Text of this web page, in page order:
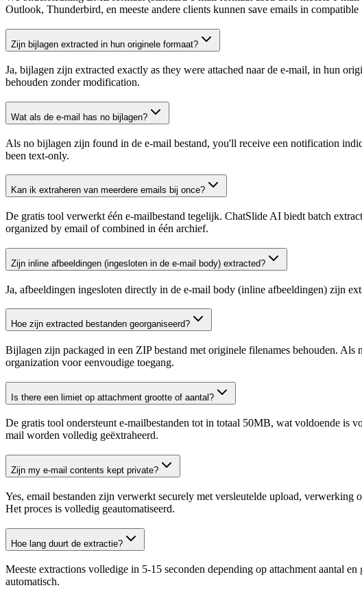
Outlook, Thunderbird, en meeste andere clients kunnen save emails in compatible
Zijn bijlagen extracted in hun originele formaat?
Ja, bijlagen zijn extracted exactly as they were attached naar de e-mail, in hun
behouden zonder modification.
Wat als de e-mail has no bijlagen?
Als no bijlagen zijn found in de e-mail bestand, you'll receive een notification
been text-only.
Kan ik extraheren van meerdere emails bij once?
De gratis tool verwerkt één e-mailbestand tegelijk. ChatSlide AI biedt batch
organized by email of combined in één archief.
Zijn inline afbeeldingen (ingesloten in de e-mail body) extracted?
Ja, afbeeldingen ingesloten directly in de e-mail body (inline afbeeldingen) zijn
Hoe zijn extracted bestanden georganiseerd?
Bijlagen zijn packaged in een ZIP bestand met originele filenames behouden. Als
organization voor eenvoudige toegang.
Is there een limiet op attachment grootte of aantal?
De gratis tool ondersteunt e-mailbestanden tot in totaal 50MB, wat voldoende is
mail worden volledig geëxtraheerd.
Zijn my e-mail contents kept private?
Yes, email bestanden zijn verwerkt securely met versleutelde upload, verwerking
Het proces is volledig geautomatiseerd.
Hoe lang duurt de extractie?
Meeste extractions volledige in 5-15 seconden depending op attachment aantal
automatisch.